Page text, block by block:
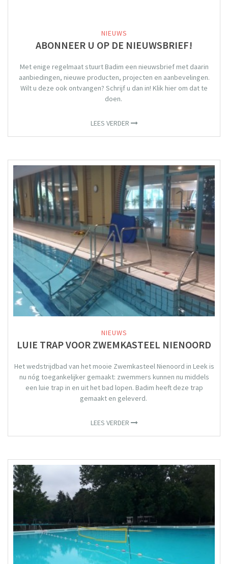
NIEUWS
ABONNEER U OP DE NIEUWSBRIEF!
Met enige regelmaat stuurt Badim een nieuwsbrief met daarin
aanbiedingen, nieuwe producten, projecten en aanbevelingen.
Wilt u deze ook ontvangen? Schrijf u dan in! Klik hier om dat te
doen.
LEES VERDER
NIEUWS
LUIE TRAP VOOR ZWEMKASTEEL NIENOORD
Het wedstrijdbad van het mooie Zwemkasteel Nienoord in Leek is
nu nóg toegankelijker gemaakt: zwemmers kunnen nu middels
een luie trap in en uit het bad lopen. Badim heeft deze trap
gemaakt en geleverd.
LEES VERDER